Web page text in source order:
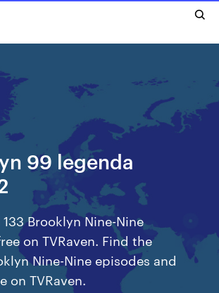
99 legenda
Brooklyn Nine-Nine
on TVRaven. Find the
Nine-Nine episodes and
on TVRaven.